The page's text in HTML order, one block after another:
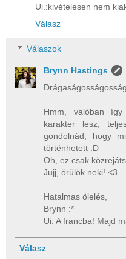
Ui.:kivételesen nem
Válasz
Válaszok
Brynn Hastings
Hmm, valóban
karakter lesz,
gondolnád, hogy
történhetett :D
Oh, ez csak
Jujj, örülök neki! <3
Hatalmas ölelés,
Brynn :*
Ui: A francba! Majd
Válasz